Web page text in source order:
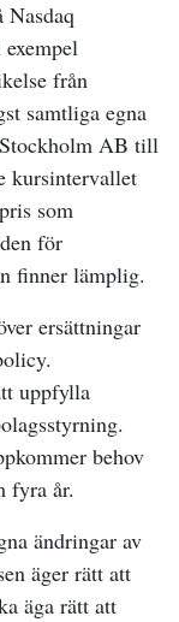
Nasdaq
från
samtliga egna
Stockholm AB till
kursintervallet
som
för
finner lämplig.
ersättningar
uppfylla
behov
fyra år.
ändringar av
äger rätt att
äga rätt att